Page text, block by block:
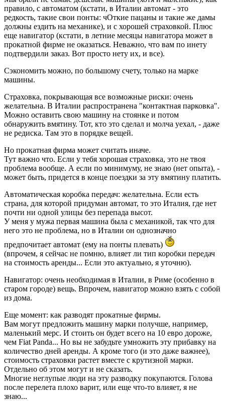
правило, с автоматом (кстати, в Италии автомат - это
редкость, такие свои понты: чОткие пацаны и такие же дамы
должны ездить на механике), и с хорошей страховкой. Плюс
еще навигатор (кстати, в летние месяцы навигатора может в
прокатной фирме не оказаться. Неважно, что вам по инету
подтвердили заказ. Вот просто нету их, и все).
Сэкономить можно, по большому счету, только на марке
машины.
Страховка, покрывающая все возможные риски: очень
желательна. В Италии распространена "контактная парковка".
Можно оставить свою машину на стоянке и потом
обнаружить вмятину. Тот, кто это сделал и молча уехал, - даже
не редиска. Там это в порядке вещей.
Но прокатная фирма может считать иначе.
Тут важно что. Если у тебя хорошая страховка, это не твоя
проблема вообще. А если по минимуму, не знаю (нет опыта), -
может быть, придется в конце поездки за эту вмятину платить.
Автоматическая коробка передач: желательна. Если есть
страна, для которой придуман автомат, то это Италия, где нет
почти ни одной улицы без перепада высот.
У меня у мужа первая машина была с механикой, так что для
него это не проблема, но в Италии он однозначно
предпочитает автомат (ему на понты плевать)
(впрочем, я сейчас не помню, влияет ли тип коробки передач
на стоимость аренды... Если это актуально, я уточню).
Навигатор: очень необходимая в Италии, в Риме (особенно в
старом городе) вещь. Впрочем, навигатор можно взять с собой
из дома.
Еще момент: как разводят прокатные фирмы.
Вам могут предложить машину марки получше, например,
маленький мерс. И стоить он будет всего на 10 евро дороже,
чем Fiat Panda... Но вы не забудьте умножить эту прибавку на
количество дней аренды. А кроме того (и это даже важнее),
стоимость страховки растет вместе с крутизной марки.
Отдельно об этом могут и не сказать.
Многие неглупые люди на эту разводку покупаются. Голова
после перелета плохо варит, или еще что-то влияет, я не
знаю...